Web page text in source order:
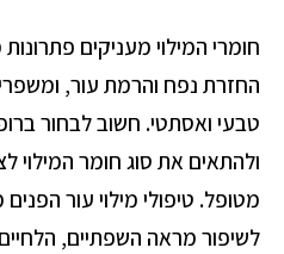
חומרי המילוי מעניקים פתרונות
החזרת נפח והרמת עור,
טבעי ואסתטי. חשוב לבחור
ולהתאים את סוג חומר המילוי
מטופל. טיפולי מילוי עור
לשיפור מראה השפתיים,